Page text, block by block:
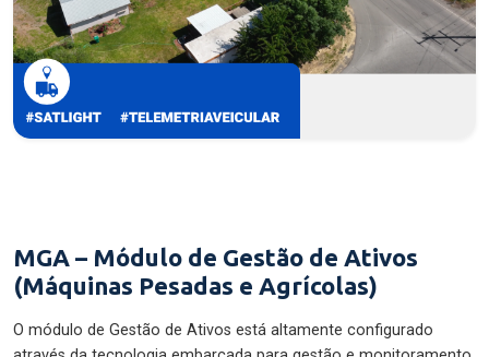
MGA – Módulo de Gestão de Ativos
(Máquinas Pesadas e Agrícolas)
O módulo de Gestão de Ativos está altamente configurado